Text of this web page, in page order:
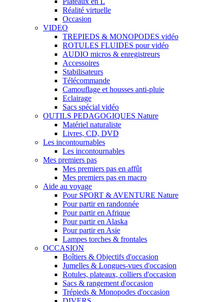
Réalité virtuelle
Occasion
VIDEO
TREPIEDS & MONOPODES vidéo
ROTULES FLUIDES pour vidéo
AUDIO micros & enregistreurs
Accessoires
Stabilisateurs
Télécommande
Camouflage et housses anti-pluie
Eclairage
Sacs spécial vidéo
OUTILS PEDAGOGIQUES Nature
Matériel naturaliste
Livres, CD, DVD
Les incontournables
Les incontournables
Mes premiers pas
Mes premiers pas en affût
Mes premiers pas en macro
Aide au voyage
Pour SPORT & AVENTURE Nature
Pour partir en randonnée
Pour partir en Afrique
Pour partir en Alaska
Pour partir en Asie
Lampes torches & frontales
OCCASION
Boîtiers & Objectifs d'occasion
Jumelles & Longues-vues d'occasion
Rotules, plateaux, colliers d'occasion
Sacs & rangement d'occasion
Trépieds & Monopodes d'occasion